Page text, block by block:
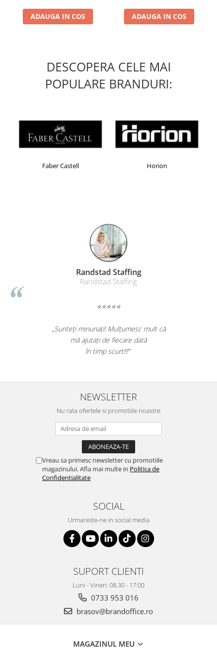
Masti de protectie respiratorie
Sepci, caciuli si esarfe
Sosete de lucru
Diverse accesorii
Comunicare si prezentare
Flipchart-uri
Electronice si accesorii tech
Adaptoare de calatorie
Baterii si acumulatori
Incarcatoare cu fir si auto
Ceasuri smart - Smartwatch
Accesorii localizare (FindMy)
Cartuse, tonere, consumabile PC
Standuri PC si suporturi
Suporturi si huse telefoane &
Periferice PC si accesorii
Ergnonomice
Tehnica si mobilier pentru birou
Ghilotine și Trimmere
Distrugatoare documente
Scaune, birouri si produse
ADAUGA IN COS ADAUGA IN COS
DESCOPERA CELE MAI
POPULARE BRANDURI:
Faber Castell Horion
Randstad Staffing
Randstad Staffing
⭐⭐⭐⭐⭐
„Sunteți minunați! Mulțumesc mult că
mă ajutați de fiecare dată
în timp scurt!!!”
NEWSLETTER
Nu rata ofertele si promotiile noastre
Vreau sa primesc newsletter cu promotiile
magazinului. Afla mai multe in Politica de
Confidentialitate
SOCIAL
Urmareste-ne in social media
SUPORT CLIENTI
Luni - Vineri: 08.30 - 17:00
0733 953 016
brasov@brandoffice.ro
MAGAZINUL MEU